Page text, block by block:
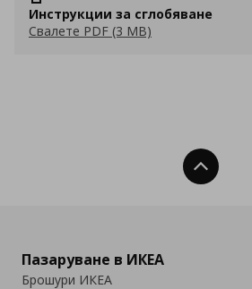
Инструкции за сглобяване
Свалете PDF (3 MB)
Нагоре
Пазаруване в ИКЕА
Брошури ИКЕА